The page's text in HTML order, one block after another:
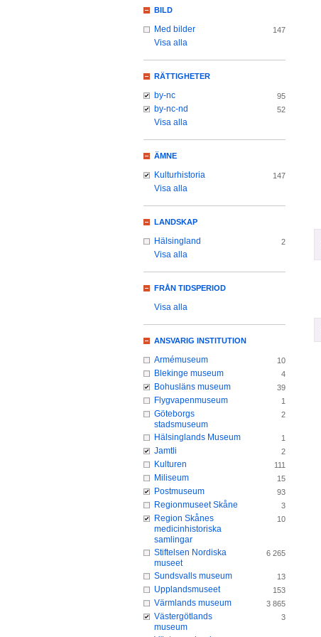
BILD
Med bilder 147
Visa alla
RÄTTIGHETER
by-nc 95
by-nc-nd 52
Visa alla
ÄMNE
Kulturhistoria 147
Visa alla
LANDSKAP
Hälsingland 2
Visa alla
FRÅN TIDSPERIOD
Visa alla
ANSVARIG INSTITUTION
Armémuseum 10
Blekinge museum 4
Bohusläns museum 39
Flygvapenmuseum 1
Göteborgs
stadsmuseum
2
Hälsinglands Museum 1
Jamtli 2
Kulturen 111
Miliseum 15
Postmuseum 93
Regionmuseet Skåne 3
Region Skånes
medicinhistoriska
samlingar
10
Stiftelsen Nordiska
museet
6 265
Sundsvalls museum 13
Upplandsmuseet 153
Värmlands museum 3 865
Västergötlands
museum
3